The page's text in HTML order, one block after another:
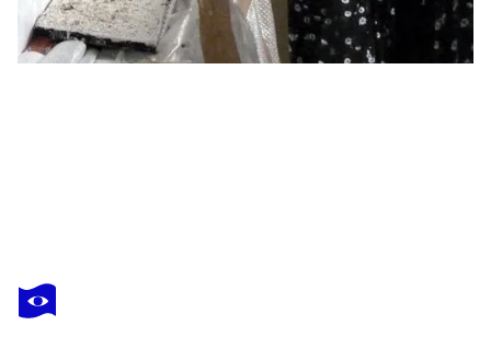
MARTINA HARTUSCH
aSC_73_80_84